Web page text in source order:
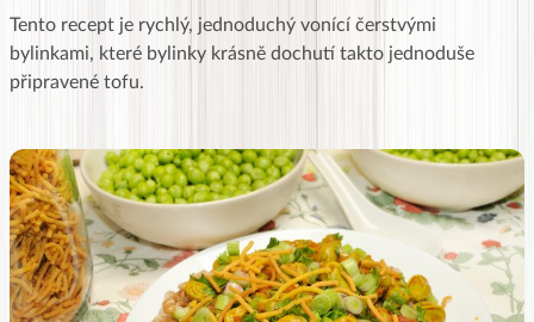
Tento recept je rychlý, jednoduchý vonící čerstvými
bylinkami, které bylinky krásně dochutí takto jednoduše
připravené tofu.